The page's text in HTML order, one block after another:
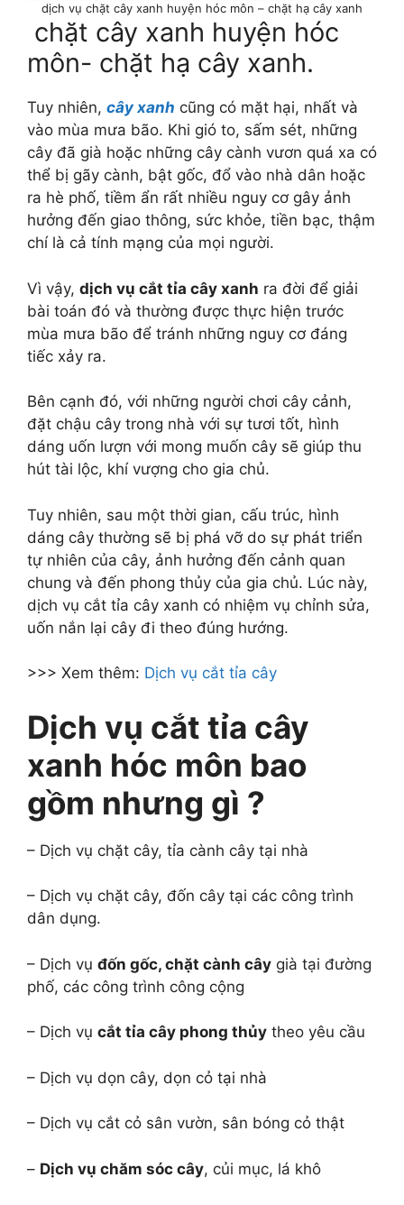
dịch vụ chặt cây xanh huyện hóc môn – chặt hạ cây xanh
chặt cây xanh huyện hóc
môn- chặt hạ cây xanh.
Tuy nhiên, cây xanh cũng có mặt hại, nhất và
vào mùa mưa bão. Khi gió to, sấm sét, những
cây đã già hoặc những cây cành vươn quá xa có
thể bị gãy cành, bật gốc, đổ vào nhà dân hoặc
ra hè phố, tiềm ẩn rất nhiều nguy cơ gây ảnh
hưởng đến giao thông, sức khỏe, tiền bạc, thậm
chí là cả tính mạng của mọi người.
Vì vậy, dịch vụ cắt tỉa cây xanh ra đời để giải
bài toán đó và thường được thực hiện trước
mùa mưa bão để tránh những nguy cơ đáng
tiếc xảy ra.
Bên cạnh đó, với những người chơi cây cảnh,
đặt chậu cây trong nhà với sự tươi tốt, hình
dáng uốn lượn với mong muốn cây sẽ giúp thu
hút tài lộc, khí vượng cho gia chủ.
Tuy nhiên, sau một thời gian, cấu trúc, hình
dáng cây thường sẽ bị phá vỡ do sự phát triển
tự nhiên của cây, ảnh hưởng đến cảnh quan
chung và đến phong thủy của gia chủ. Lúc này,
dịch vụ cắt tỉa cây xanh có nhiệm vụ chỉnh sửa,
uốn nắn lại cây đi theo đúng hướng.
>>> Xem thêm: Dịch vụ cắt tỉa cây
Dịch vụ cắt tỉa cây
xanh hóc môn bao
gồm nhưng gì ?
– Dịch vụ chặt cây, tỉa cành cây tại nhà
– Dịch vụ chặt cây, đốn cây tại các công trình
dân dụng.
– Dịch vụ đốn gốc, chặt cành cây già tại đường
phố, các công trình công cộng
– Dịch vụ cắt tỉa cây phong thủy theo yêu cầu
– Dịch vụ dọn cây, dọn cỏ tại nhà
– Dịch vụ cắt cỏ sân vườn, sân bóng cỏ thật
– Dịch vụ chăm sóc cây, củi mục, lá khô